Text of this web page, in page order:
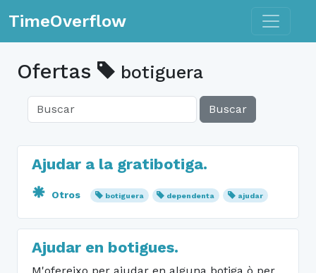
TimeOverflow Toggle
Ofertas botiguera
Buscar
Ajudar a la gratibotiga.
Otros botiguera dependenta ajudar
Ajudar en botigues.